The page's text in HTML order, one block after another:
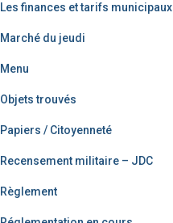
Les finances et tarifs municipaux
Marché du jeudi
Menu
Objets trouvés
Papiers / Citoyenneté
Recensement militaire – JDC
Règlement